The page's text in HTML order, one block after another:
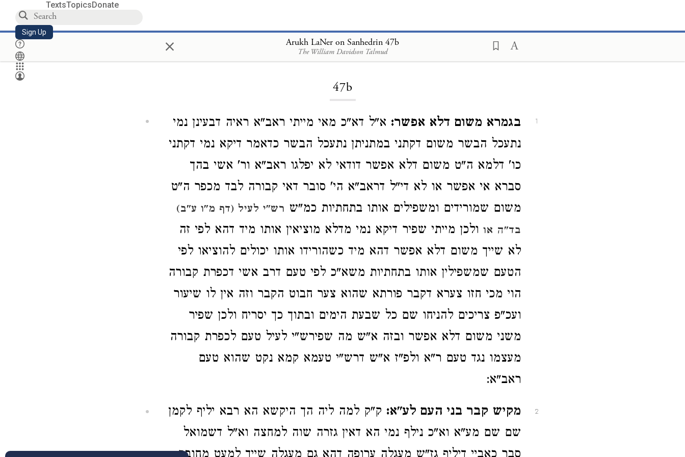
TextsTopicsDonate
Sign Up × Arukh LaNer on Sanhedrin 47b
The William Davidson Talmud
Loading...
47b
1 בגמרא משום דלא אפשר: א"ל דא"כ מאי מייתי ראב"א ראיה דבעינן נמי
נתעכל הבשר משום דקתני במתניתן נתעכל הבשר כדאמר דיקא נמי דקתני
כו' דלמא ה"ט משום דלא אפשר דודאי לא יפלגו ראב"א ור' אשי בהך
סברא אי אפשר או לא די"ל דראב"א הי' סובר דאי קבורה לבד מכפר ה"ט
משום שמורידים ומשפילים אותו בתחתיות כמ"ש רש"י לעיל (דף מ"ו ע"ב)
בד"ה או ולכן מייתי שפיר דיקא נמי מדלא מוציאין אותו מיד דהא לפי זה
לא שייך משום דלא אפשר דהא מיד כשהורידו אותו יכולים להוציאו לפי
הטעם שמשפילין אותו בתחתיות משא"כ לפי טעם דרב אשי דכפרת קבורה
הוי מכי חזו צערא דקבר פורתא שהוא צער חבוט הקבר וזה אין לו שיעור
ועכ"פ צריכים להניחו שם כל שבעת הימים ובתוך כך יסריח ולכן שפיר
משני משום דלא אפשר ובזה א"ש מה שפירש"י לעיל טעם לכפרת קבורה
מעצמו נגד טעם ר"א ולפ"ז א"ש דרש"י טעמא קמא נקט שהוא טעם
ראב"א:
2 מקיש קבר בני העם לע"א: ק"ק למה ליה הך היקשא הא רבא יליף לקמן
שם שם מע"א וא"כ נילף נמי הא דאין גזרה שוה למחצה וא"ל דשמואל